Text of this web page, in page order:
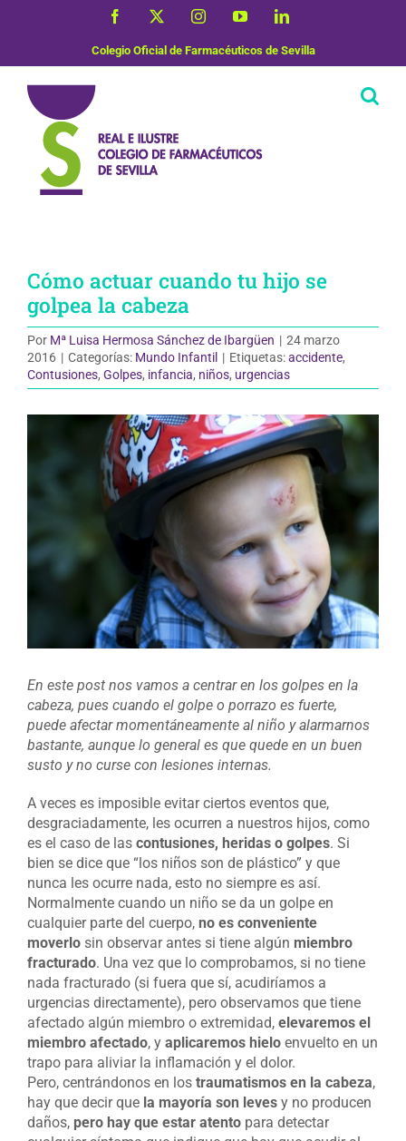
Facebook InstagramYouTubeLinkedIn
Colegio Oficial de Farmacéuticos de Sevilla
Cómo actuar cuando tu hijo se
golpea la cabeza
Por Mª Luisa Hermosa Sánchez de Ibargüen | 24 marzo
2016 | Categorías: Mundo Infantil | Etiquetas:accidente,
Contusiones, Golpes, infancia, niños, urgencias
más
grande
En este post nos vamos a centrar en los golpes en la
cabeza, pues cuando el golpe o porrazo es fuerte,
puede afectar momentáneamente al niño y alarmarnos
bastante, aunque lo general es que quede en un buen
susto y no curse con lesiones internas.
A veces es imposible evitar ciertos eventos que,
desgraciadamente, les ocurren a nuestros hijos, como
es el caso de las contusiones, heridas o golpes. Si
bien se dice que “los niños son de plástico” y que
nunca les ocurre nada, esto no siempre es así.
Normalmente cuando un niño se da un golpe en
cualquier parte del cuerpo, no es conveniente
moverlo sin observar antes si tiene algún miembro
fracturado. Una vez que lo comprobamos, si no tiene
nada fracturado (si fuera que sí, acudiríamos a
urgencias directamente), pero observamos que tiene
afectado algún miembro o extremidad, elevaremos el
miembro afectado, y aplicaremos hielo envuelto en un
trapo para aliviar la inflamación y el dolor.
Pero, centrándonos en los traumatismos en la cabeza,
hay que decir que la mayoría son leves y no producen
daños, pero hay que estar atento para detectar